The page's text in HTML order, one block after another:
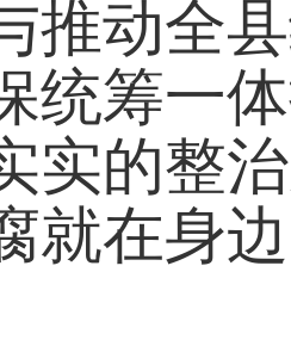
推动全
统筹一
实的整
就在身